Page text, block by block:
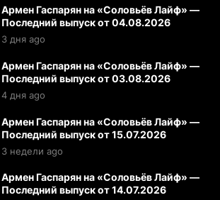
Армен Гаспарян на «Соловьёв Лайф» —
Последний выпуск от 04.08.2026
3 дня ago
Армен Гаспарян на «Соловьёв Лайф» —
Последний выпуск от 03.08.2026
4 дня ago
Армен Гаспарян на «Соловьёв Лайф» —
Последний выпуск от 15.07.2026
3 недели ago
Армен Гаспарян на «Соловьёв Лайф» —
Последний выпуск от 14.07.2026